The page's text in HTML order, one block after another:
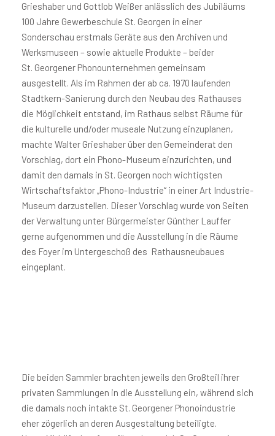
Grieshaber und Gottlob Weißer anlässlich des Jubiläums
100 Jahre Gewerbeschule St. Georgen in einer
Sonderschau erstmals Geräte aus den Archiven und
Werksmuseen – sowie aktuelle Produkte – beider
St. Georgener Phonounternehmen gemeinsam
ausgestellt. Als im Rahmen der ab ca. 1970 laufenden
Stadtkern-Sanierung durch den Neubau des Rathauses
die Möglichkeit entstand, im Rathaus selbst Räume für
die kulturelle und/oder museale Nutzung einzuplanen,
machte Walter Grieshaber über den Gemeinderat den
Vorschlag, dort ein Phono-Museum einzurichten, und
damit den damals in St. Georgen noch wichtigsten
Wirtschaftsfaktor „Phono-Industrie“ in einer Art Industrie-
Museum darzustellen. Dieser Vorschlag wurde von Seiten
der Verwaltung unter Bürgermeister Günther Lauffer
gerne aufgenommen und die Ausstellung in die Räume
des Foyer im Untergeschoß des Rathausneubaues
eingeplant.
Die beiden Sammler brachten jeweils den Großteil ihrer
privaten Sammlungen in die Ausstellung ein, während sich
die damals noch intakte St. Georgener Phonoindustrie
eher zögerlich an deren Ausgestaltung beteiligte.